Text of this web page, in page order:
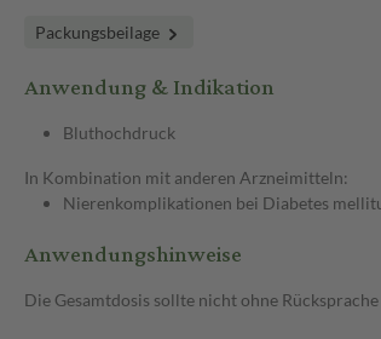
Packungsbeilage
Anwendung & Indikation
Bluthochdruck
In Kombination mit anderen Arzneimitteln:
Nierenkomplikationen bei Diabetes
Anwendungshinweise
Die Gesamtdosis sollte nicht ohne